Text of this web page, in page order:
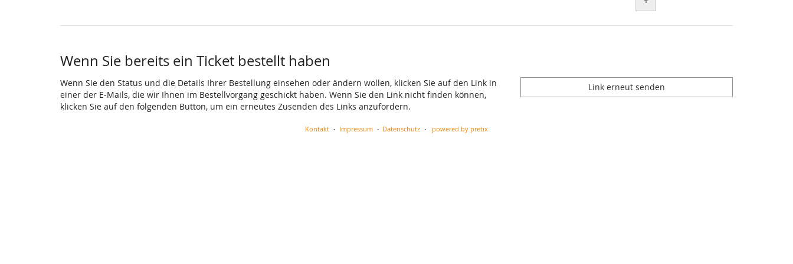
Wenn Sie bereits ein Ticket bestellt haben
Wenn Sie den Status und die Details Ihrer Bestellung einsehen oder ändern wollen, klicken Sie auf den Link in
einer der E-Mails, die wir Ihnen im Bestellvorgang geschickt haben. Wenn Sie den Link nicht finden können,
klicken Sie auf den folgenden Button, um ein erneutes Zusenden des Links anzufordern.
Link erneut senden
Kontakt Impressum Datenschutz powered by pretix